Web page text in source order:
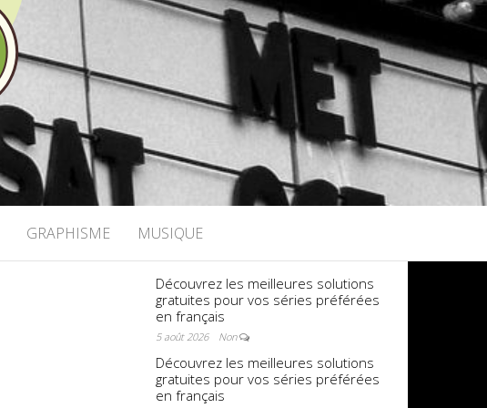
GRAPHISME MUSIQUE
Découvrez les meilleures solutions
gratuites pour vos séries préférées
en français
5 août 2026 Non
Découvrez les meilleures solutions
gratuites pour vos séries préférées
en français